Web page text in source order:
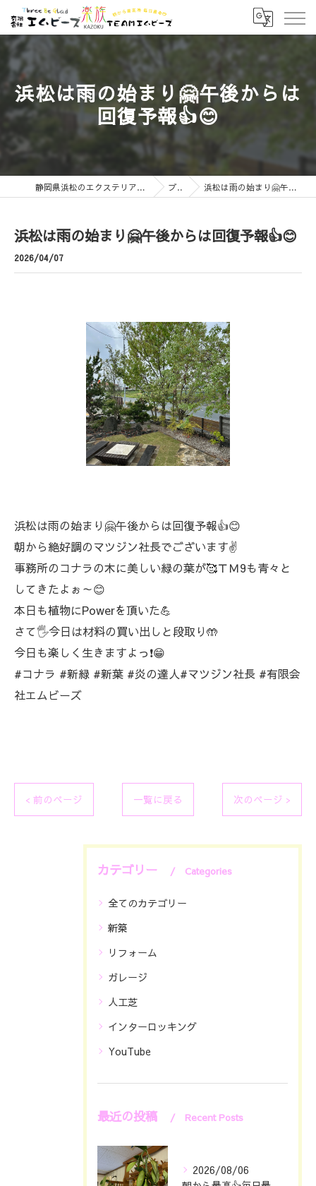
浜松は雨の始まり🤗午後からは
回復予報👍😊
静岡県浜松のエクステリアなら有限会社エムビーズ ブログ 浜松は雨の始まり🤗午後からは回復予報👍😊
浜松は雨の始まり🤗午後からは回復予報👍😊
2026/04/07
浜松は雨の始まり🤗午後からは回復予報👍😊
朝から絶好調のマツジン社長でございます✌️
事務所のコナラの木に美しい緑の葉が🥰ＴＭ9も青々と
してきたよぉ～😊
本日も植物にPowerを頂いた💪
さて🖐️今日は材料の買い出しと段取り🤲
今日も楽しく生きますよっ❗😁
#コナラ #新緑 #新葉 #炎の達人#マツジン社長 #有限会
社エムビーズ
< 前のページ 一覧に戻る 次のページ >
カテゴリー Categories
全てのカテゴリー
新築
リフォーム
ガレージ
人工芝
インターロッキング
YouTube
最近の投稿 Recent Posts
2026/08/06